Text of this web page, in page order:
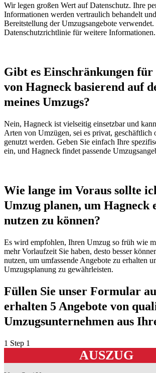
Wir legen großen Wert auf Datenschutz. Ihre
Informationen werden vertraulich behandelt
Bereitstellung der Umzugsangebote verwendet.
Datenschutzrichtlinie für weitere Informationen.
Gibt es Einschränkungen
von Hagneck basierend auf
meines Umzugs?
Nein, Hagneck ist vielseitig einsetzbar und
Arten von Umzügen, sei es privat, geschäftlich
genutzt werden. Geben Sie einfach Ihre
ein, und Hagneck findet passende
Wie lange im Voraus sollte
Umzug planen, um Hagneck
nutzen zu können?
Es wird empfohlen, Ihren Umzug so früh wie
mehr Vorlaufzeit Sie haben, desto besser
nutzen, um umfassende Angebote zu erhalten
Umzugsplanung zu gewährleisten.
Füllen Sie unser Formular
erhalten 5 Angebote von
Umzugsunternehmen aus
1 Step 1
AUSZUG